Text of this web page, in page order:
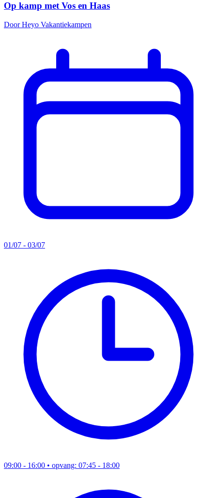
Op kamp met Vos en Haas
Door Heyo Vakantiekampen
01/07 - 03/07
09:00 - 16:00 • opvang: 07:45 - 18:00